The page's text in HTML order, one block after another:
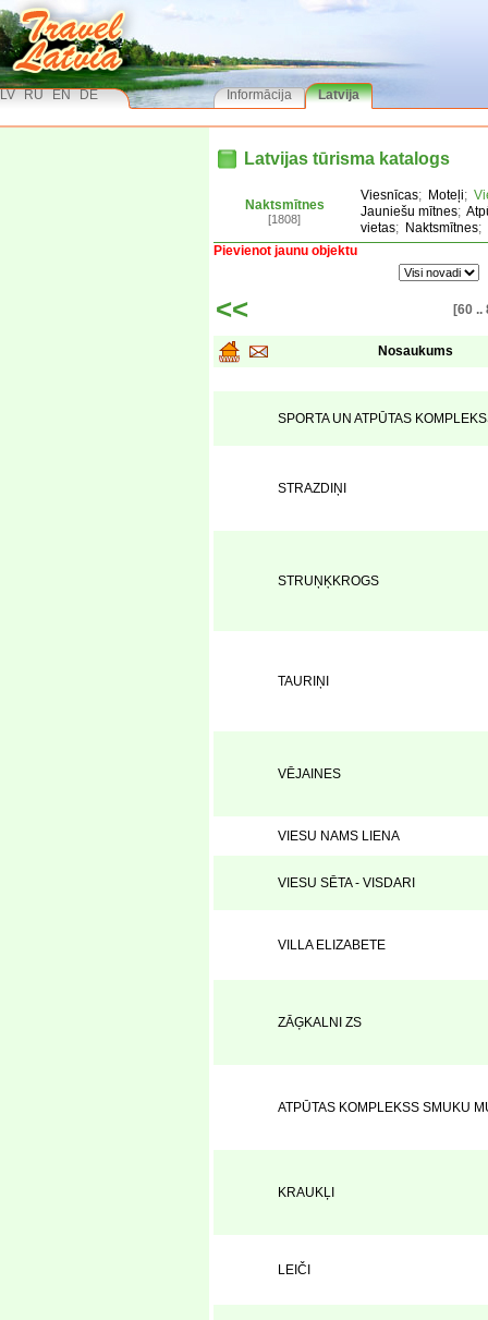
LV RU EN DE Informācija Latvija
Latvijas tūrisma katalogs
Naktsmītnes
[1808]
Viesnīcas; Moteļi;
Jauniešu mītnes;
vietas; Naktsmītnes;
Pievienot jaunu objektu
<< [60 ..
Nosaukums
SPORTA UN ATPŪTAS
STRAZDIŅI
STRUŅĶKROGS
TAURIŅI
VĒJAINES
VIESU NAMS LIENA
VIESU SĒTA - VISDARI
VILLA ELIZABETE
ZĀĢKALNI ZS
ATPŪTAS KOMPLEKSS SMUKU
KRAUKĻI
LEIČI